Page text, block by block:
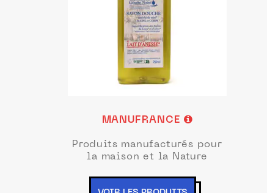
MANUFRANCE
Produits manufacturés pour
la maison et la Nature